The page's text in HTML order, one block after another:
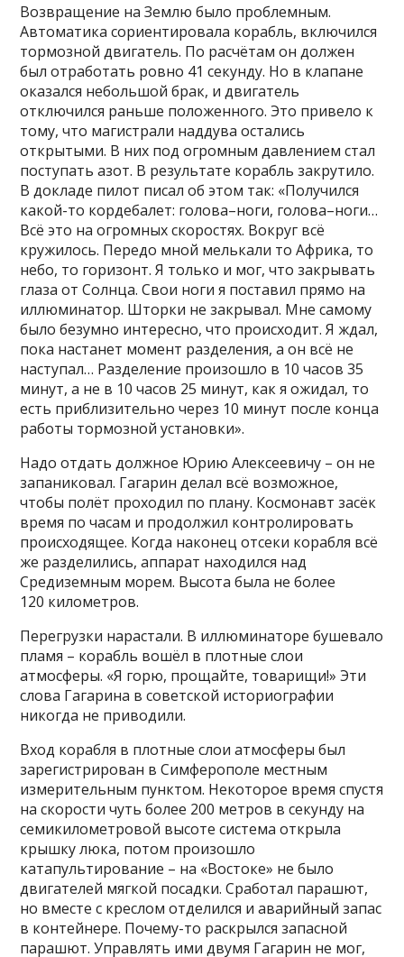
Возвращение на Землю было проблемным.
Автоматика сориентировала корабль, включился
тормозной двигатель. По расчётам он должен
был отработать ровно 41 секунду. Но в клапане
оказался небольшой брак, и двигатель
отключился раньше положенного. Это привело к
тому, что магистрали наддува остались
открытыми. В них под огромным давлением стал
поступать азот. В результате корабль закрутило.
В докладе пилот писал об этом так: «Получился
какой-то кордебалет: голова–ноги, голова–ноги…
Всё это на огромных скоростях. Вокруг всё
кружилось. Передо мной мелькали то Африка, то
небо, то горизонт. Я только и мог, что закрывать
глаза от Солнца. Свои ноги я поставил прямо на
иллюминатор. Шторки не закрывал. Мне самому
было безумно интересно, что происходит. Я ждал,
пока настанет момент разделения, а он всё не
наступал… Разделение произошло в 10 часов 35
минут, а не в 10 часов 25 минут, как я ожидал, то
есть приблизительно через 10 минут после конца
работы тормозной установки».
Надо отдать должное Юрию Алексеевичу – он не
запаниковал. Гагарин делал всё возможное,
чтобы полёт проходил по плану. Космонавт засёк
время по часам и продолжил контролировать
происходящее. Когда наконец отсеки корабля всё
же разделились, аппарат находился над
Средиземным морем. Высота была не более
120 километров.
Перегрузки нарастали. В иллюминаторе бушевало
пламя – корабль вошёл в плотные слои
атмосферы. «Я горю, прощайте, товарищи!» Эти
слова Гагарина в советской историографии
никогда не приводили.
Вход корабля в плотные слои атмосферы был
зарегистрирован в Симферополе местным
измерительным пунктом. Некоторое время спустя
на скорости чуть более 200 метров в секунду на
семикилометровой высоте система открыла
крышку люка, потом произошло
катапультирование – на «Востоке» не было
двигателей мягкой посадки. Сработал парашют,
но вместе с креслом отделился и аварийный запас
в контейнере. Почему-то раскрылся запасной
парашют. Управлять ими двумя Гагарин не мог,